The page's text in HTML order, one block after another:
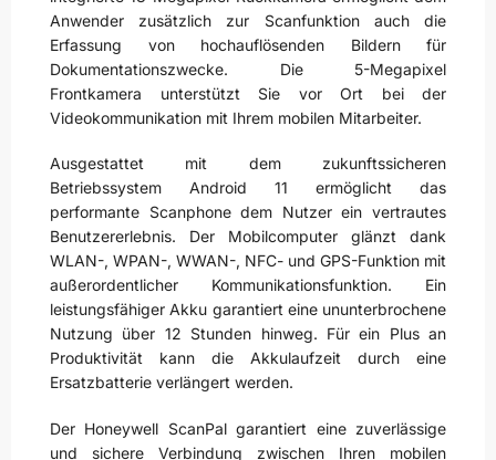
Anwender zusätzlich zur Scanfunktion auch die
Erfassung von hochauflösenden Bildern für
Dokumentationszwecke. Die 5-Megapixel
Frontkamera unterstützt Sie vor Ort bei der
Videokommunikation mit Ihrem mobilen Mitarbeiter.
Ausgestattet mit dem zukunftssicheren
Betriebssystem Android 11 ermöglicht das
performante Scanphone dem Nutzer ein vertrautes
Benutzererlebnis. Der Mobilcomputer glänzt dank
WLAN-, WPAN-, WWAN-, NFC- und GPS-Funktion mit
außerordentlicher Kommunikationsfunktion. Ein
leistungsfähiger Akku garantiert eine ununterbrochene
Nutzung über 12 Stunden hinweg. Für ein Plus an
Produktivität kann die Akkulaufzeit durch eine
Ersatzbatterie verlängert werden.
Der Honeywell ScanPal garantiert eine zuverlässige
und sichere Verbindung zwischen Ihren mobilen